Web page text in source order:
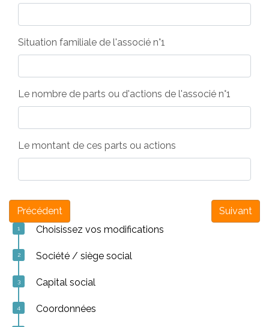
Situation familiale de l'associé n°1
Le nombre de parts ou d'actions de l'associé n°1
Le montant de ces parts ou actions
Suivant
Précédent
Choisissez vos modifications
Société / siège social
Capital social
Coordonnées